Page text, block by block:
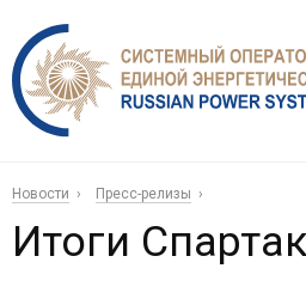
Новости Пресс-релизы
Итоги